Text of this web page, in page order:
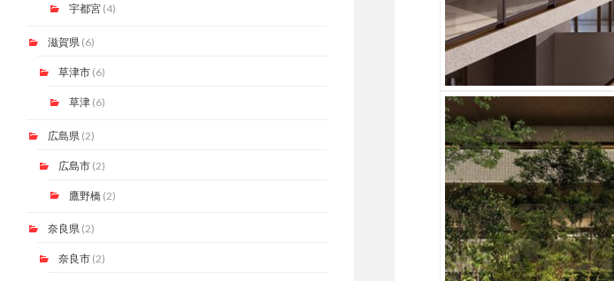
宇都宮(4)
滋賀県 (6)
草津市(6)
草津(6)
広島県 (2)
広島市(2)
鷹野橋(2)
奈良県 (2)
奈良市(2)